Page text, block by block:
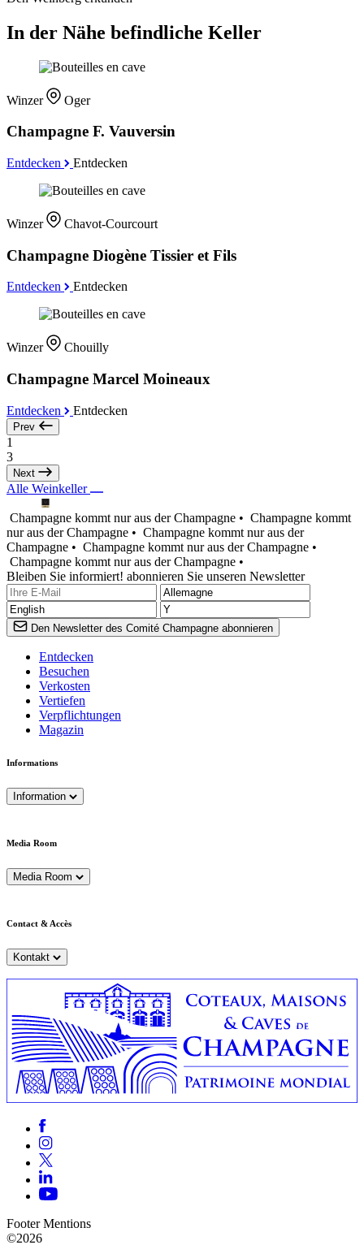
In der Nähe befindliche Keller
Winzer Oger
Champagne F. Vauversin
Entdecken Entdecken
Winzer Chavot-Courcourt
Champagne Diogène Tissier et Fils
Entdecken Entdecken
Winzer Chouilly
Champagne Marcel Moineaux
Entdecken Entdecken
Prev
1
3
Next
Alle Weinkeller
Champagne kommt nur aus der Champagne • Champagne kommt
nur aus der Champagne • Champagne kommt nur aus der
Champagne • Champagne kommt nur aus der Champagne •
Champagne kommt nur aus der Champagne •
Bleiben Sie informiert! abonnieren Sie unseren Newsletter
Den Newsletter des Comité Champagne abonnieren
Entdecken
Besuchen
Verkosten
Vertiefen
Verpflichtungen
Magazin
Informations
Information
Media Room
Media Room
Contact & Accès
Kontakt
Footer Mentions
©2026